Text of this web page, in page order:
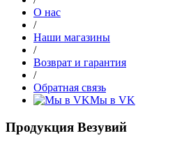
О нас
/
Наши магазины
/
Возврат и гарантия
/
Обратная связь
Мы в VK
Продукция Везувий